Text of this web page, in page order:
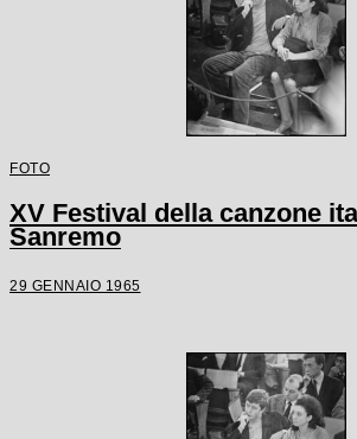
FOTO
XV Festival della canzone
Sanremo
29 GENNAIO 1965